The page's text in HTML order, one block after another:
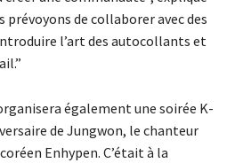
de collaborer avec des
l’art des autocollants et
également une soirée K-
de Jungwon, le chanteur
Enhypen. C’était à la